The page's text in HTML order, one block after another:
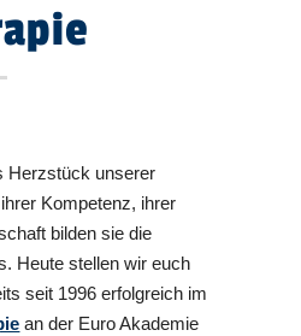
Herzstück unserer
Kompetenz, ihrer
bilden sie die
Heute stellen wir euch
seit 1996 erfolgreich im
an der Euro Akademie